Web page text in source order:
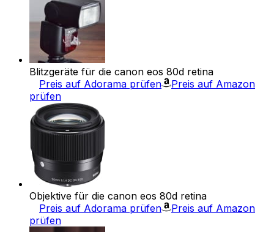
Blitzgeräte für die canon eos 80d retina
Preis auf Adorama prüfen
Preis auf Amazon
prüfen
Objektive für die canon eos 80d retina
Preis auf Adorama prüfen
Preis auf Amazon
prüfen